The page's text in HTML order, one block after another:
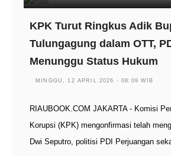
KPK Turut Ringkus Adik
Tulungagung dalam OTT,
Menunggu Status Hukum
MINGGU, 12 APRIL 2026 - 08:09 WIB
RIAUBOOK.COM JAKARTA - Komisi
Korupsi (KPK) mengonfirmasi telah
Dwi Seputro, politisi PDI Perjuangan